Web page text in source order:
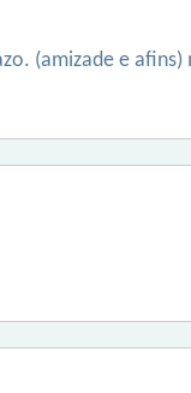
(amizade e